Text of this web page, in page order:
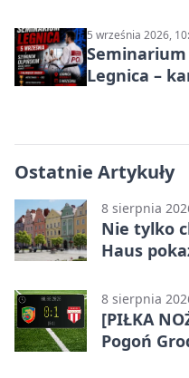
5 września 2026,
Legnica –
Ostatnie Artykuły
8 sierpnia
Nie tylko
Haus
8 sierpnia
[PIŁKA
Pogoń